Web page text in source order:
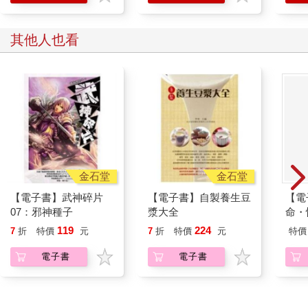
將鼻子埋進她的一頭赭髮中，低聲說了些什麼，讓她咯咯笑了起
的。」
卡菈和其他歲數更小的孩子，沒辦法跑過及脛深的積雪，所以得
月中，已經恢復他長毛象般的力氣了。要是命運允許，他便有辦
法背負額外的重量，成功跑過那三公里。這也只是一絲希望而
已，外頭那座湖上最可怕的危險並不是寒冷與力竭，更非薄冰。
而是乘上十倍恐怖的「惡光」。
「只要你們還在喘氣，就繼續前進，」拜延說。「無論如何千萬
別停下來，不管為了誰，都不能回頭，就算是你的至親也不
行。」這些話語變成白色，如壽衣似地懸掛在空中。「我們此刻
同血一脈，只有一個名字，也只有一個共同目標：渡湖。」
「所有人，準備好。」瑟莎長老宣告，最後幾名凱多內人也在岩
石旁就位。
人數多理論上應該比較有利；從來沒有人獨自成功渡湖過，而有
時，人多勢眾就有機會。
只不過這簡直是獵物的心態。
「出發吧！」 凱多內人全體擁上湖面。
其他人也看
金石堂
【電子書】武神碎片
07：邪神種子
7 折 特價 119 元
電子書
金石堂
【電子書】自製養生豆
漿大全
7 折 特價 224 元
電子書
【
命・
特價